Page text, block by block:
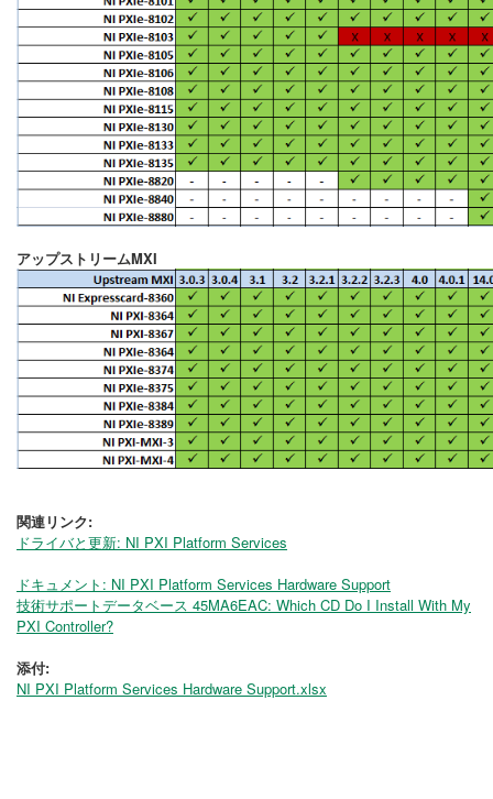
アップストリームMXI
関連リンク:
ドライバと更新: NI PXI Platform Services
ドキュメント: NI PXI Platform Services Hardware Support
技術サポートデータベース 45MA6EAC: Which CD Do I Install With My
PXI Controller?
添付:
NI PXI Platform Services Hardware Support.xlsx